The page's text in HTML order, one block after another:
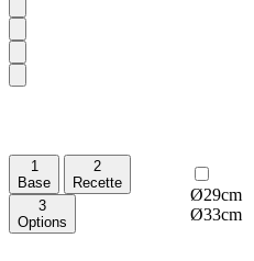
1
Base
2
Recette
3
Options
Ø29cm
Ø33cm